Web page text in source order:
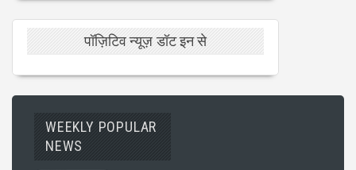
पॉज़िटिव न्यूज़ डॉट इन से
WEEKLY POPULAR
NEWS